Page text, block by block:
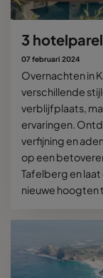
3
07 februari 2024
Overnachten in
verschillende
verblijfplaats,
ervaringen.
verfijning en
op een
Tafelberg en
nieuwe hoogten